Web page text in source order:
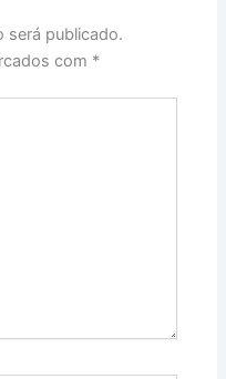
será publicado.
com *